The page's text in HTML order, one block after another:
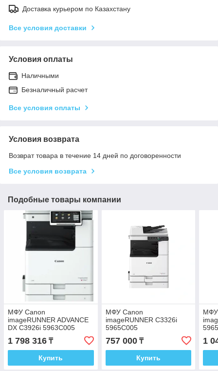
Доставка курьером по Казахстану
Все условия доставки
Условия оплаты
Наличными
Безналичный расчет
Все условия оплаты
Условия возврата
Возврат товара в течение 14 дней по договоренности
Все условия возврата
Подобные товары компании
МФУ Canon
imageRUNNER ADVANCE
DX C3926i 5963C005
1 798 316 ₸
Купить
МФУ Canon
imageRUNNER C3326i
5965C005
757 000₸
Купить
МФУ
65
1